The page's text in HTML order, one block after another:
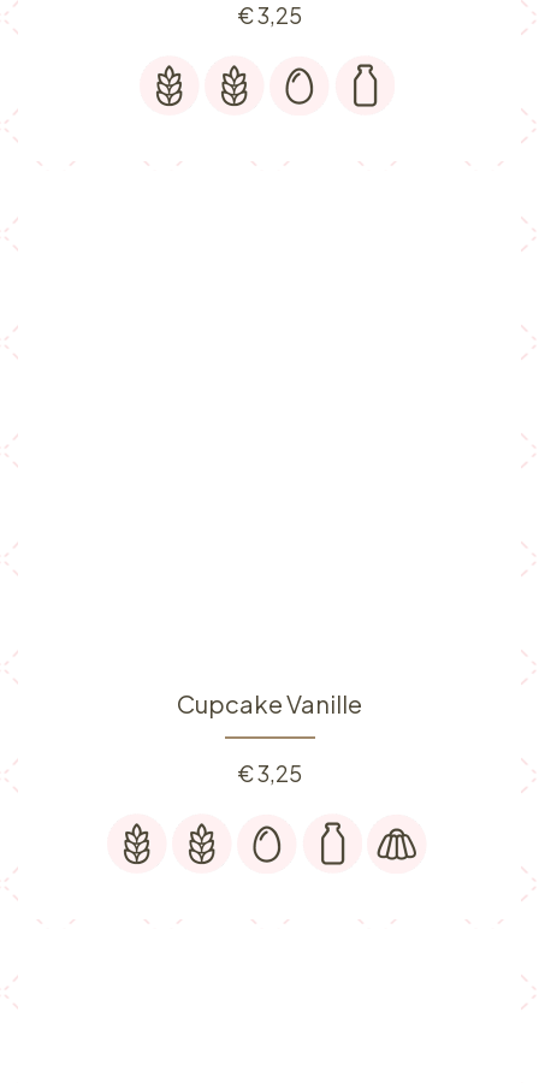
€3,25
Cupcake Vanille
€3,25